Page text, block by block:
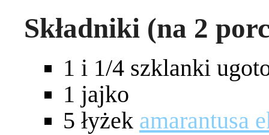
Składniki (na 2
1 i 1/4 szklanki
1 jajko
5 łyżek amarantusa